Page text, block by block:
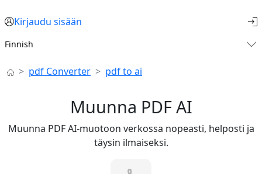
Kirjaudu sisään
Finnish
pdf Converter pdf to ai
Muunna PDF AI
Muunna PDF AI-muotoon verkossa nopeasti, helposti ja
täysin ilmaiseksi.